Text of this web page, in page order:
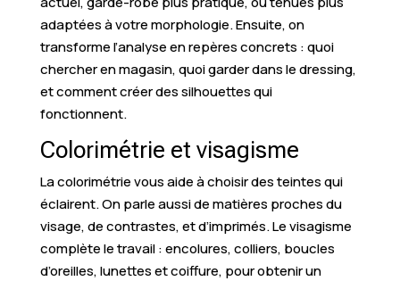
adaptées à votre morphologie. Ensuite, on
transforme l’analyse en repères concrets : quoi
chercher en magasin, quoi garder dans le dressing,
et comment créer des silhouettes qui
fonctionnent.
Colorimétrie et visagisme
La colorimétrie vous aide à choisir des teintes qui
éclairent. On parle aussi de matières proches du
visage, de contrastes, et d’imprimés. Le visagisme
complète le travail : encolures, colliers, boucles
d’oreilles, lunettes et coiffure, pour obtenir un